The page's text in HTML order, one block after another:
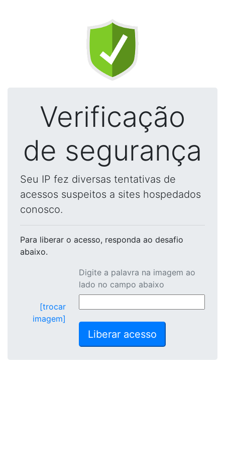
Verificação
de segurança
Seu IP fez diversas tentativas de
acessos suspeitos a sites hospedados
conosco.
Para liberar o acesso, responda ao desafio
abaixo.
[trocar
imagem]
Digite a palavra na imagem ao
lado no campo abaixo